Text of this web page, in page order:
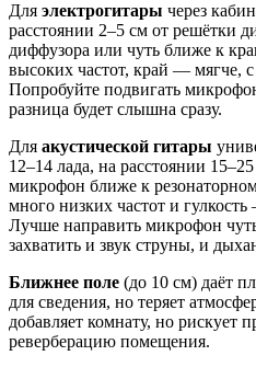
Для электрогитары через
расстоянии 2–5 см от решётки
диффузора или чуть ближе к
высоких частот, край — мягче,
Попробуйте подвигать
разница будет слышна сразу.
Для акустической гитары
12–14 лада, на расстоянии
микрофон ближе к
много низких частот и
Лучше направить микрофон
захватить и звук струны, и
Ближнее поле (до 10 см) даёт
для сведения, но теряет
добавляет комнату, но рискует
реверберацию помещения.